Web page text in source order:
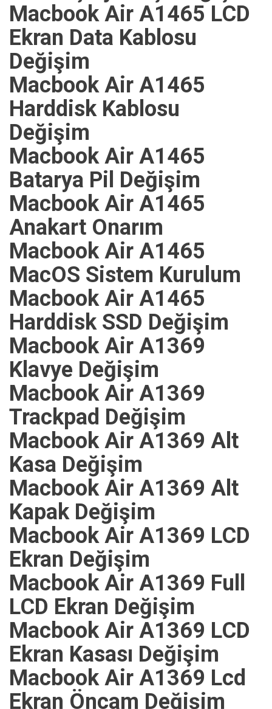
Macbook Air A1465 LCD
Ekran Data Kablosu
Değişim
Macbook Air A1465
Harddisk Kablosu
Değişim
Macbook Air A1465
Batarya Pil Değişim
Macbook Air A1465
Anakart Onarım
Macbook Air A1465
MacOS Sistem Kurulum
Macbook Air A1465
Harddisk SSD Değişim
Macbook Air A1369
Klavye Değişim
Macbook Air A1369
Trackpad Değişim
Macbook Air A1369 Alt
Kasa Değişim
Macbook Air A1369 Alt
Kapak Değişim
Macbook Air A1369 LCD
Ekran Değişim
Macbook Air A1369 Full
LCD Ekran Değişim
Macbook Air A1369 LCD
Ekran Kasası Değişim
Macbook Air A1369 Lcd
Ekran Öncam Değişim